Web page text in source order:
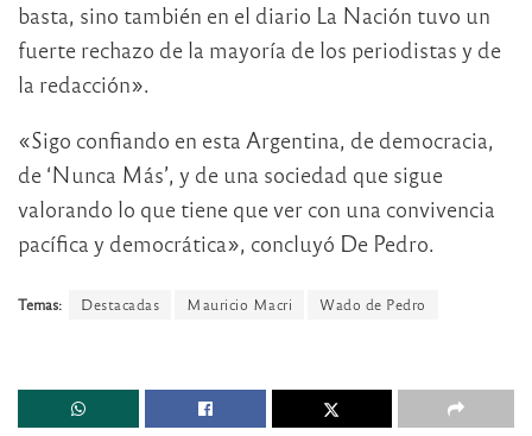
basta, sino también en el diario La Nación tuvo un
fuerte rechazo de la mayoría de los periodistas y de
la redacción».
«Sigo confiando en esta Argentina, de democracia,
de ‘Nunca Más’, y de una sociedad que sigue
valorando lo que tiene que ver con una convivencia
pacífica y democrática», concluyó De Pedro.
Temas: Destacadas Mauricio Macri Wado de Pedro